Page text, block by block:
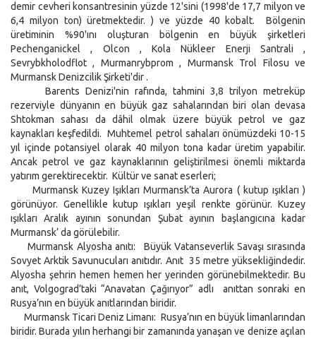
demir cevheri konsantresinin yüzde 12'sini (1998'de 17,7 milyon ve
6,4 milyon ton) üretmektedir. ) ve yüzde 40 kobalt. Bölgenin
üretiminin %90'ını oluşturan bölgenin en büyük şirketleri
Pechenganickel , Olcon , Kola Nükleer Enerji Santrali ,
Sevrybkholodflot , Murmanrybprom , Murmansk Trol Filosu ve
Murmansk Denizcilik Şirketi'dir .
Barents Denizi'nin rafında, tahmini 3,8 trilyon metreküp
rezerviyle dünyanın en büyük gaz sahalarından biri olan devasa
Shtokman sahası da dâhil olmak üzere büyük petrol ve gaz
kaynakları keşfedildi. Muhtemel petrol sahaları önümüzdeki 10-15
yıl içinde potansiyel olarak 40 milyon tona kadar üretim yapabilir.
Ancak petrol ve gaz kaynaklarının geliştirilmesi önemli miktarda
yatırım gerektirecektir. Kültür ve sanat eserleri;
Murmansk Kuzey Işıkları Murmansk’ta Aurora ( kutup ışıkları )
görünüyor. Genellikle kutup ışıkları yeşil renkte görünür. Kuzey
ışıkları Aralık ayının sonundan Şubat ayının başlangıcına kadar
Murmansk’ da görülebilir.
Murmansk Alyosha anıtı: Büyük Vatanseverlik Savaşı sırasında
Sovyet Arktik Savunucuları anıtıdır. Anıt 35 metre yüksekliğindedir.
Alyosha şehrin hemen hemen her yerinden görünebilmektedir. Bu
anıt, Volgograd’taki “Anavatan Çağırıyor” adlı anıttan sonraki en
Rusya’nın en büyük anıtlarından biridir.
Murmansk Ticari Deniz Limanı: Rusya’nın en büyük limanlarından
biridir. Burada yılın herhangi bir zamanında yanaşan ve denize açılan